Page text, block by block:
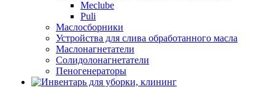
Meclube
Puli
Маслосборники
Устройства для слива обработанного масла
Маслонагнетатели
Солидолонагнетатели
Пеногенераторы